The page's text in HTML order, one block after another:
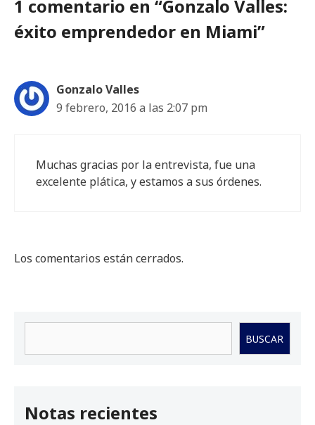
1 comentario en “Gonzalo Valles:
éxito emprendedor en Miami”
Gonzalo Valles
9 febrero, 2016 a las 2:07 pm
Muchas gracias por la entrevista, fue una
excelente plática, y estamos a sus órdenes.
Los comentarios están cerrados.
BUSCAR
Notas recientes